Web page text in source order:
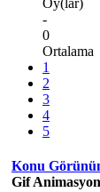
Oy(lar)
-
0
Ortalama
1
2
3
4
5
Konu
Gif